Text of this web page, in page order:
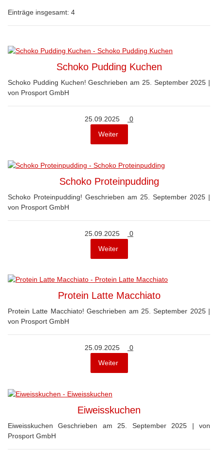
Einträge insgesamt: 4
Schoko Pudding Kuchen
Schoko Pudding Kuchen! Geschrieben am 25. September 2025 |
von Prosport GmbH
25.09.2025 Kommentare
0
Weiter
Schoko Proteinpudding
Schoko Proteinpudding! Geschrieben am 25. September 2025 |
von Prosport GmbH
25.09.2025 Kommentare
0
Weiter
Protein Latte Macchiato
Protein Latte Macchiato! Geschrieben am 25. September 2025 |
von Prosport GmbH
25.09.2025 Kommentare
0
Weiter
Eiweisskuchen
Eiweisskuchen Geschrieben am 25. September 2025 | von
Prosport GmbH